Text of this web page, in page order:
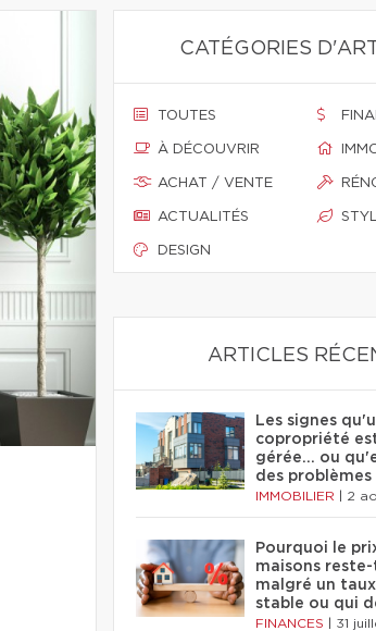
CATÉGORIES
TOUTES
À DÉCOUVRIR
ACHAT / VENTE
ACTUALITÉS
DESIGN
ARTICLES
Les signes
copropriété
gérée… ou
des problèmes
IMMOBILIER 2
Pourquoi le
maisons
malgré un
stable ou qui
FINANCES 31